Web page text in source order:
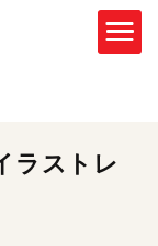
ラストレ